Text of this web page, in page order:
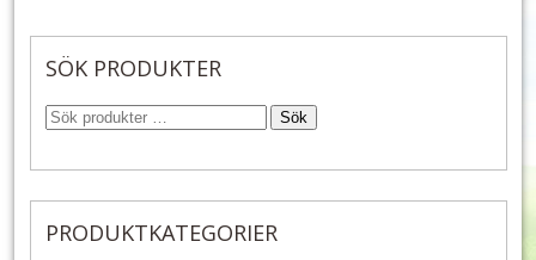
SÖK PRODUKTER
Sök
PRODUKTKATEGORIER